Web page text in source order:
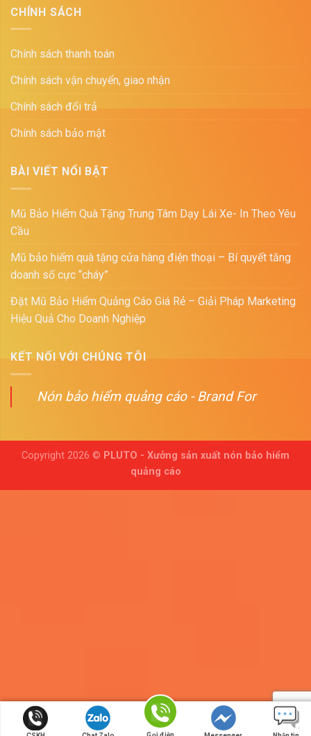
CHÍNH SÁCH
Chính sách thanh toán
Chính sách vận chuyển, giao nhận
Chính sách đổi trả
Chính sách bảo mật
BÀI VIẾT NỔI BẬT
Mũ Bảo Hiểm Quà Tặng Trung Tâm Dạy Lái Xe- In Theo Yêu
Cầu
Mũ bảo hiểm quà tặng cửa hàng điện thoại – Bí quyết tăng
doanh số cực “cháy”
Đặt Mũ Bảo Hiểm Quảng Cáo Giá Rẻ – Giải Pháp Marketing
Hiệu Quả Cho Doanh Nghiệp
KẾT NỐI VỚI CHÚNG TÔI
Nón bảo hiểm quảng cáo - Brand For
Copyright 2026 © PLUTO - Xưởng sản xuất nón bảo hiểm
quảng cáo